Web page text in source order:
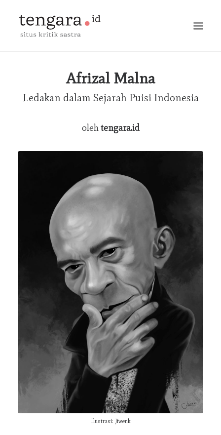
TERBITAN
PERCAKAPAN
PANDUAN PENULISAN
Afrizal Malna
Ledakan dalam Sejarah Puisi Indonesia
olehtengara.id
Ilustrasi: Jiwenk